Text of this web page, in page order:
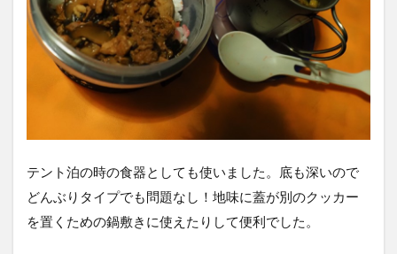
テント泊の時の食器としても使いました。底も深いので
どんぶりタイプでも問題なし！地味に蓋が別のクッカー
を置くための鍋敷きに使えたりして便利でした。